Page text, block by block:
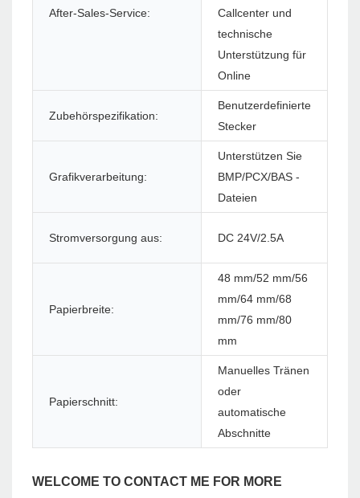
After-Sales-Service:
Callcenter und
technische
Unterstützung für
Online
Zubehörspezifikation:
Benutzerdefinierte
Stecker
Grafikverarbeitung:
Unterstützen Sie
BMP/PCX/BAS -
Dateien
Stromversorgung aus: DC 24V/2.5A
Papierbreite:
48 mm/52 mm/56
mm/64 mm/68
mm/76 mm/80
mm
Papierschnitt:
Manuelles Tränen
oder
automatische
Abschnitte
WELCOME TO CONTACT ME FOR MORE